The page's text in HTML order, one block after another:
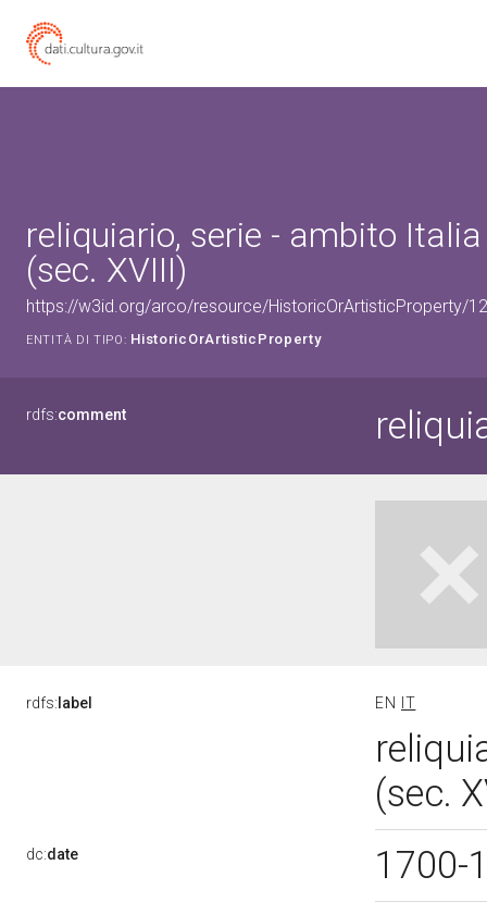
reliquiario, serie - ambito
(sec. XVIII)
https://w3id.org/arco/resource/HistoricOrArtisticProperty/
ENTITÀ DI TIPO: HistoricOrArtisticProperty
rdfs:comment
rdfs: label EN IT
(sec.
dc:date 1700-